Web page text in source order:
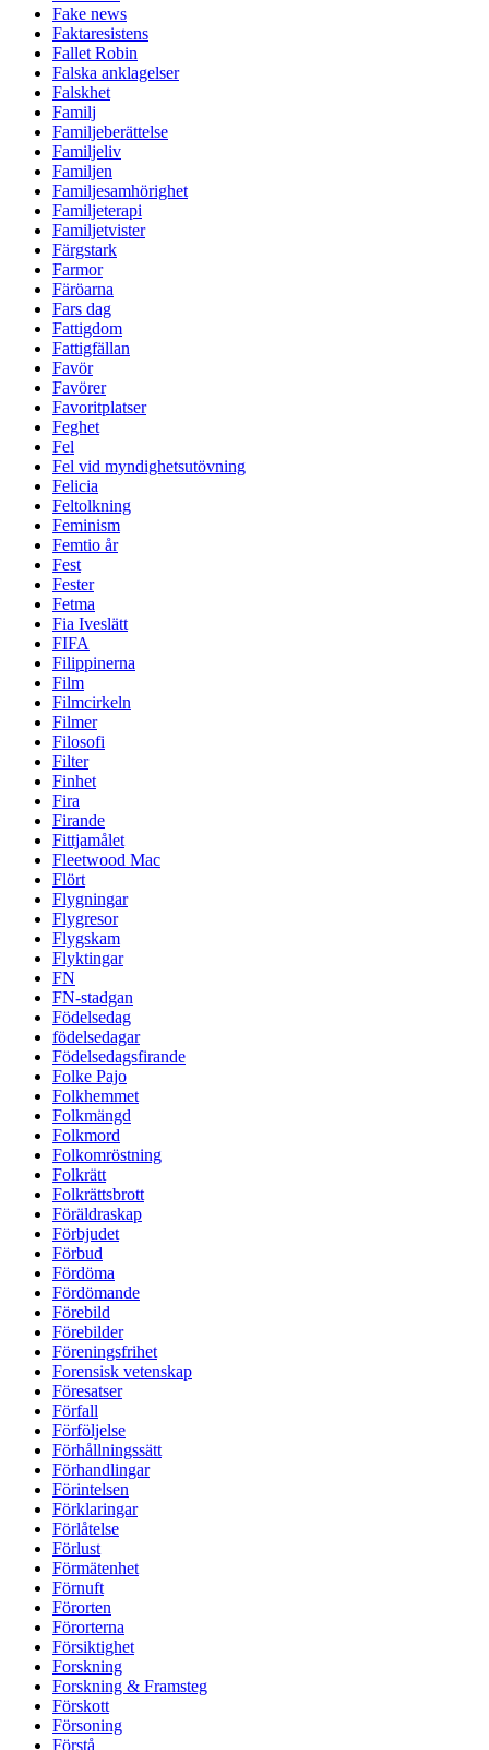
Fake news
Faktaresistens
Fallet Robin
Falska anklagelser
Falskhet
Familj
Familjeberättelse
Familjeliv
Familjen
Familjesamhörighet
Familjeterapi
Familjetvister
Färgstark
Farmor
Färöarna
Fars dag
Fattigdom
Fattigfällan
Favör
Favörer
Favoritplatser
Feghet
Fel
Fel vid myndighetsutövning
Felicia
Feltolkning
Feminism
Femtio år
Fest
Fester
Fetma
Fia Iveslätt
FIFA
Filippinerna
Film
Filmcirkeln
Filmer
Filosofi
Filter
Finhet
Fira
Firande
Fittjamålet
Fleetwood Mac
Flört
Flygningar
Flygresor
Flygskam
Flyktingar
FN
FN-stadgan
Födelsedag
födelsedagar
Födelsedagsfirande
Folke Pajo
Folkhemmet
Folkmängd
Folkmord
Folkomröstning
Folkrätt
Folkrättsbrott
Föräldraskap
Förbjudet
Förbud
Fördöma
Fördömande
Förebild
Förebilder
Föreningsfrihet
Forensisk vetenskap
Föresatser
Förfall
Förföljelse
Förhållningssätt
Förhandlingar
Förintelsen
Förklaringar
Förlåtelse
Förlust
Förmätenhet
Förnuft
Förorten
Förorterna
Försiktighet
Forskning
Forskning & Framsteg
Förskott
Försoning
Förstå